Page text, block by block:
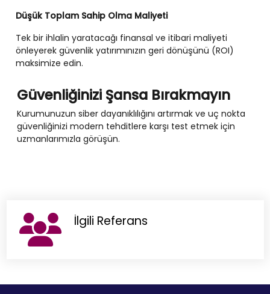
Düşük Toplam Sahip Olma Maliyeti
Tek bir ihlalin yaratacağı finansal ve itibari maliyeti
önleyerek güvenlik yatırımınızın geri dönüşünü (ROI)
maksimize edin.
Güvenliğinizi Şansa Bırakmayın
Kurumunuzun siber dayanıklılığını artırmak ve uç nokta
güvenliğinizi modern tehditlere karşı test etmek için
uzmanlarımızla görüşün.
İlgili Referans